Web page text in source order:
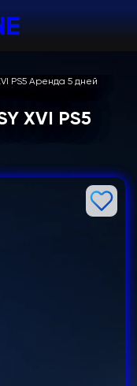
PS5 Аренда 5 дней
XVI PS5